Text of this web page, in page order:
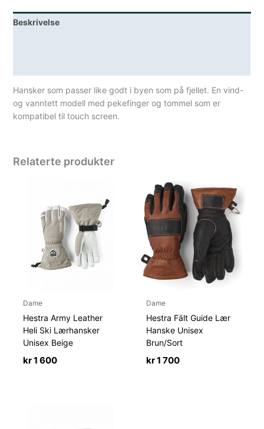
Beskrivelse
Hansker som passer like godt i byen som på fjellet. En vind-
og vanntett modell med pekefinger og tommel som er
kompatibel til touch screen.
Relaterte produkter
Dame
Hestra Army Leather
Heli Ski Lærhansker
Unisex Beige
kr1 600
Dame
Hestra Fält Guide Lær
Hanske Unisex
Brun/Sort
kr1 700